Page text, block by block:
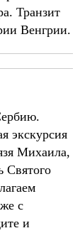
Транзит
Венгрии.
экскурсия
Михаила,
Святого
с
и